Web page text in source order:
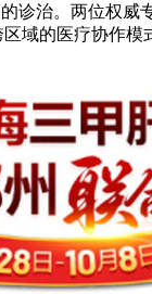
治。两位权
域的医疗协作